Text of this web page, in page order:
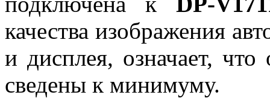
качества изображения
и дисплея, означает,
сведены к минимуму.